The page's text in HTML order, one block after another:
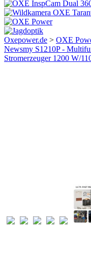
Oxepower.de > OXE
Newsmy S1210P -
Stromerzeuger 1200 W/